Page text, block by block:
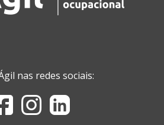
nas redes sociais: